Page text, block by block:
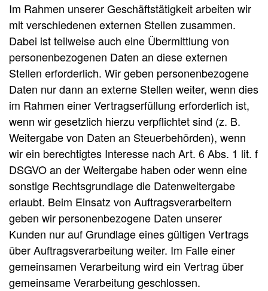
Im Rahmen unserer Geschäftstätigkeit arbeiten wir
mit verschiedenen externen Stellen zusammen.
Dabei ist teilweise auch eine Übermittlung von
personenbezogenen Daten an diese externen
Stellen erforderlich. Wir geben personenbezogene
Daten nur dann an externe Stellen weiter, wenn dies
im Rahmen einer Vertragserfüllung erforderlich ist,
wenn wir gesetzlich hierzu verpflichtet sind (z. B.
Weitergabe von Daten an Steuerbehörden), wenn
wir ein berechtigtes Interesse nach Art. 6 Abs. 1 lit. f
DSGVO an der Weitergabe haben oder wenn eine
sonstige Rechtsgrundlage die Datenweitergabe
erlaubt. Beim Einsatz von Auftragsverarbeitern
geben wir personenbezogene Daten unserer
Kunden nur auf Grundlage eines gültigen Vertrags
über Auftragsverarbeitung weiter. Im Falle einer
gemeinsamen Verarbeitung wird ein Vertrag über
gemeinsame Verarbeitung geschlossen.